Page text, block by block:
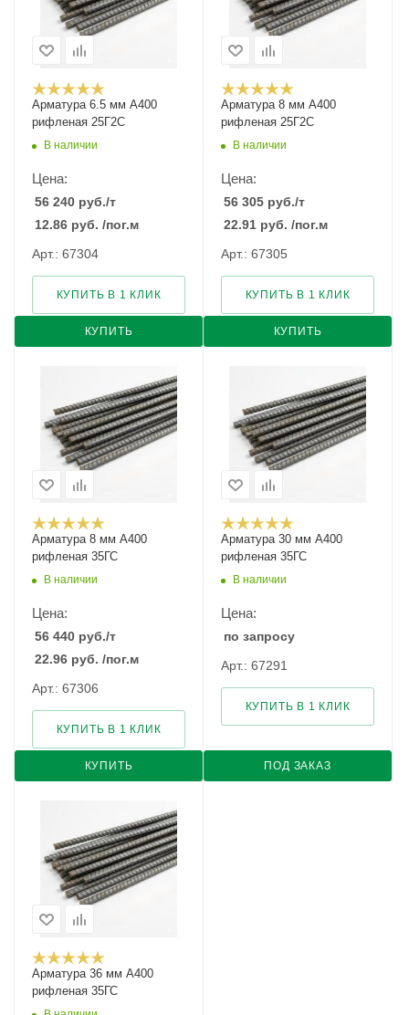
Арматура 6.5 мм А400
рифленая 25Г2С
В наличии
Цена:
56 240 руб./т
12.86 руб. /пог.м
Арт.: 67304
КУПИТЬ
КУПИТЬ В 1 КЛИК
Арматура 8 мм А400
рифленая 25Г2С
В наличии
Цена:
56 305 руб./т
22.91 руб. /пог.м
Арт.: 67305
КУПИТЬ
КУПИТЬ В 1 КЛИК
Арматура 8 мм А400
рифленая 35ГС
В наличии
Цена:
56 440 руб./т
22.96 руб. /пог.м
Арт.: 67306
КУПИТЬ
КУПИТЬ В 1 КЛИК
Арматура 30 мм А400
рифленая 35ГС
В наличии
Цена:
по запросу
Арт.: 67291
ПОД ЗАКАЗ
КУПИТЬ В 1 КЛИК
Арматура 36 мм А400
рифленая 35ГС